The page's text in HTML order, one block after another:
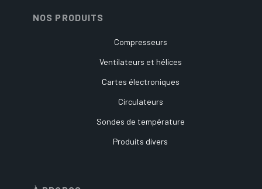
NOS PRODUITS
Compresseurs
Ventilateurs et hélices
Cartes électroniques
Circulateurs
Sondes de température
Produits divers